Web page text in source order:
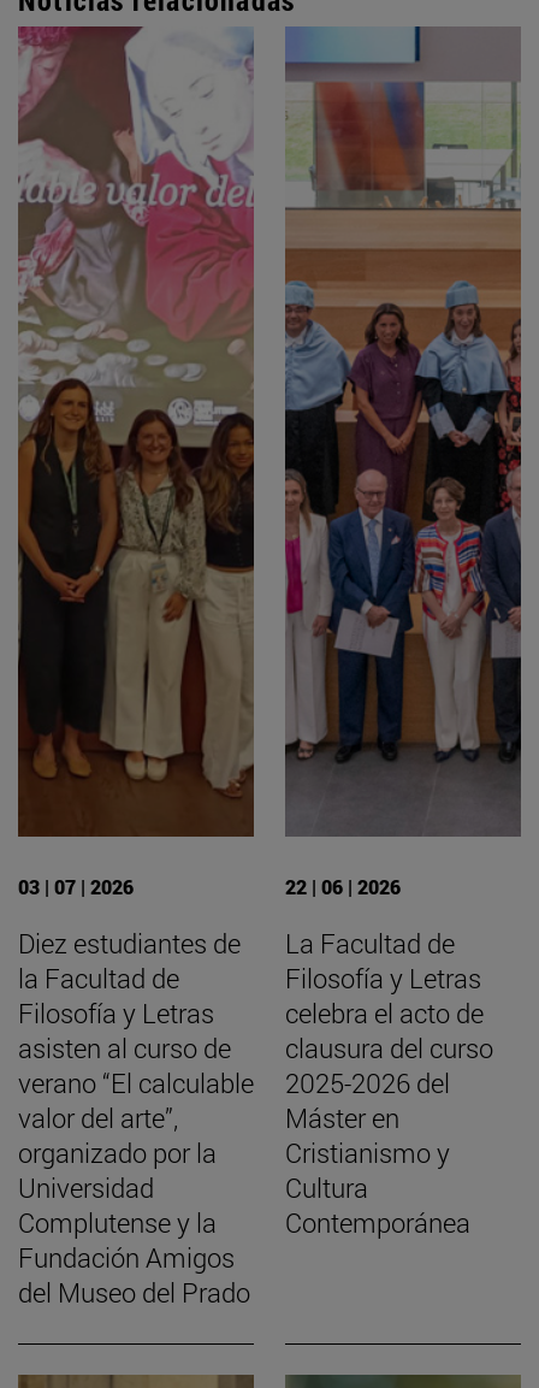
03 | 07 | 2026
Diez estudiantes de
la Facultad de
Filosofía y Letras
asisten al curso de
verano “El calculable
valor del arte”,
organizado por la
Universidad
Complutense y la
Fundación Amigos
del Museo del Prado
22 | 06 | 2026
La Facultad de
Filosofía y Letras
celebra el acto de
clausura del curso
2025-2026 del
Máster en
Cristianismo y
Cultura
Contemporánea